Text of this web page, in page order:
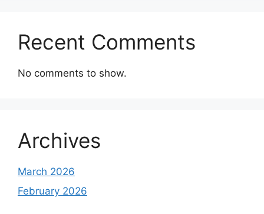
Recent Comments
No comments to show.
Archives
March 2026
February 2026